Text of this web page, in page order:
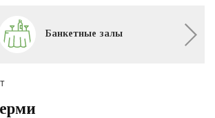
Банкетные залы